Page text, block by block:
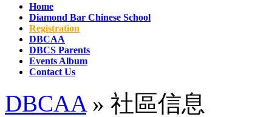
Home
Diamond Bar Chinese School
Registration
DBCAA
DBCS Parents
Events Album
Contact Us
DBCAA» 社區信息